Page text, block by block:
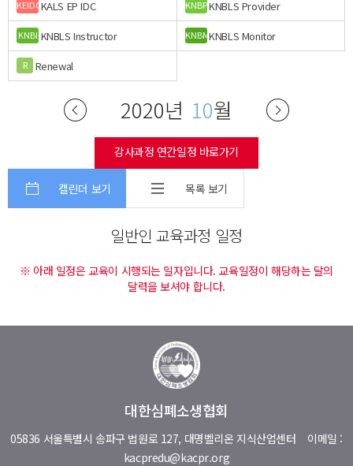
KEIDCKALS EP IDC KNBPKNBLS Provider
KNBI KNBLS Instructor KNBMKNBLS Monitor
R Renewal
2020년 10월
강사과정 연간일정 바로가기
캘린더 보기 목록 보기
일반인 교육과정 일정
※ 아래 일정은 교육이 시행되는 일자입니다. 교육일정이 해당하는 달의
달력을 보셔야 합니다.
대한심폐소생협회
05836 서울특별시 송파구 법원로 127, 대명벨리온 지식산업센터 이메일 :
kacpredu@kacpr.org